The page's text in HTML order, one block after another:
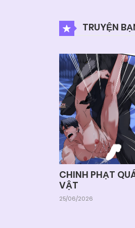
TRUYỆN
CHINH PHẠT
VẬT
25/06/2026